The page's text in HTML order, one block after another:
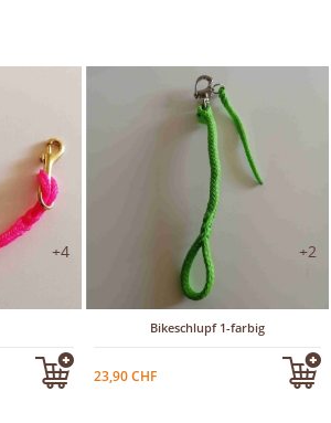
+4 +2
Bikeschlupf 1-farbig
23,90 CHF